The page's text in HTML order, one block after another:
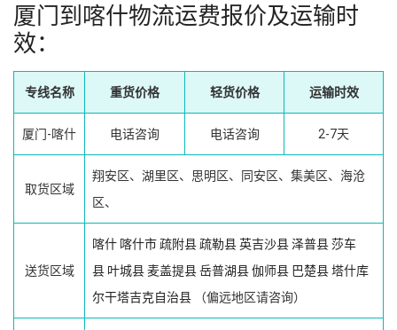
厦门到喀什物流运费报价及运输时
效：
专线名称 重货价格 轻货价格 运输时效
厦门-喀什 电话咨询 电话咨询 2-7天
取货区域
翔安区、湖里区、思明区、同安区、集美区、海沧
区、
送货区域
喀什 喀什市疏附县疏勒县英吉沙县泽普县莎车
县 叶城县麦盖提县岳普湖县伽师县 巴楚县塔什库
尔干塔吉克自治县 （偏远地区请咨询）